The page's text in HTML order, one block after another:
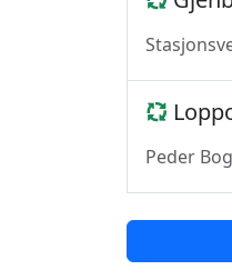
Peder